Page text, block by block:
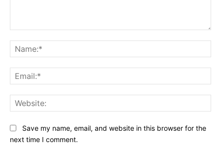
Save my name, email, and website in this browser for the
next time I comment.